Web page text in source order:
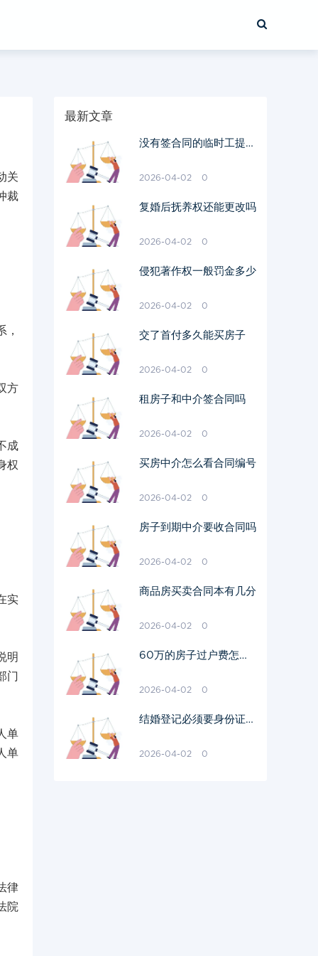
关
裁
方
成
权
实
明
门
单
单
律
院
最新文章
没有签合同的临时工提出
2026-04-02 0
复婚后抚养权还能更改吗
2026-04-02 0
侵犯著作权一般罚金多少
2026-04-02 0
交了首付多久能买房子
2026-04-02 0
租房子和中介签合同吗
2026-04-02 0
买房中介怎么看合同编号
2026-04-02 0
房子到期中介要收合同吗
2026-04-02 0
商品房买卖合同本有几分
2026-04-02 0
60万的房子过户费怎么
2026-04-02 0
结婚登记必须要身份证原
2026-04-02 0